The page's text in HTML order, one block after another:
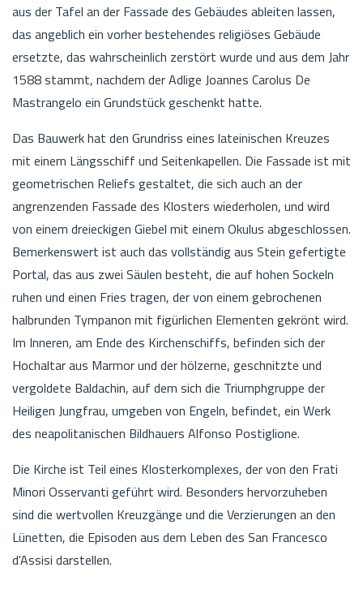
aus der Tafel an der Fassade des Gebäudes ableiten lassen,
das angeblich ein vorher bestehendes religiöses Gebäude
ersetzte, das wahrscheinlich zerstört wurde und aus dem Jahr
1588 stammt, nachdem der Adlige Joannes Carolus De
Mastrangelo ein Grundstück geschenkt hatte.
Das Bauwerk hat den Grundriss eines lateinischen Kreuzes
mit einem Längsschiff und Seitenkapellen. Die Fassade ist mit
geometrischen Reliefs gestaltet, die sich auch an der
angrenzenden Fassade des Klosters wiederholen, und wird
von einem dreieckigen Giebel mit einem Okulus abgeschlossen.
Bemerkenswert ist auch das vollständig aus Stein gefertigte
Portal, das aus zwei Säulen besteht, die auf hohen Sockeln
ruhen und einen Fries tragen, der von einem gebrochenen
halbrunden Tympanon mit figürlichen Elementen gekrönt wird.
Im Inneren, am Ende des Kirchenschiffs, befinden sich der
Hochaltar aus Marmor und der hölzerne, geschnitzte und
vergoldete Baldachin, auf dem sich die Triumphgruppe der
Heiligen Jungfrau, umgeben von Engeln, befindet, ein Werk
des neapolitanischen Bildhauers Alfonso Postiglione.
Die Kirche ist Teil eines Klosterkomplexes, der von den Frati
Minori Osservanti geführt wird. Besonders hervorzuheben
sind die wertvollen Kreuzgänge und die Verzierungen an den
Lünetten, die Episoden aus dem Leben des San Francesco
d'Assisi darstellen.